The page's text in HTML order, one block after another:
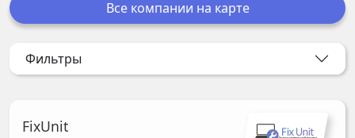
FixUnit
Все компании на карте
Фильтры